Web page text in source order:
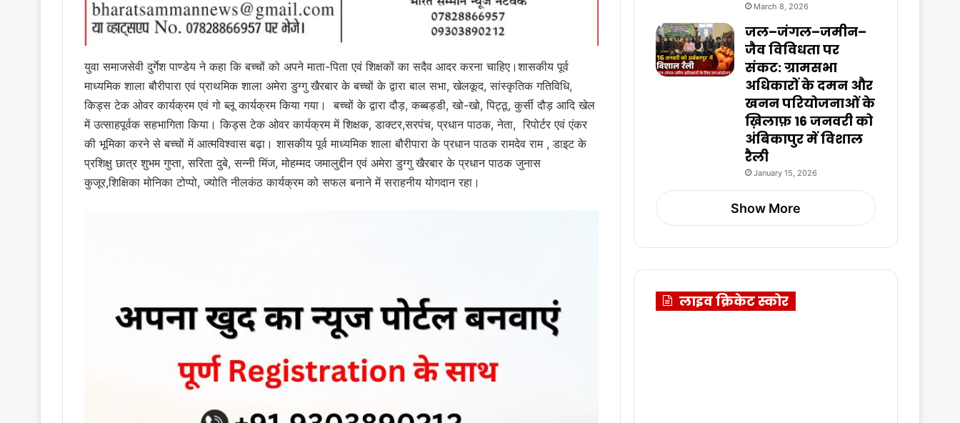
युवा समाजसेवी दुर्गेश पाण्डेय ने कहा कि बच्चों को अपने माता-पिता एवं शिक्षकों का सदैव आदर करना चाहिए।शासकीय पूर्व
माध्यमिक शाला बौरीपारा एवं प्राथमिक शाला अमेरा डुग्गु खैरबार के बच्चों के द्वारा बाल सभा, खेलकूद, सांस्कृतिक गतिविधि,
किड्स टेक ओवर कार्यक्रम एवं गो ब्लू कार्यक्रम किया गया। बच्चों के द्वारा दौड़, कब्बड्डी, खो-खो, पिट्ठू, कुर्सी दौड़ आदि खेल
में उत्साहपूर्वक सहभागिता किया। किड्स टेक ओवर कार्यक्रम में शिक्षक, डाक्टर,सरपंच, प्रधान पाठक, नेता, रिपोर्टर एवं एंकर
की भूमिका करने से बच्चों में आत्मविश्वास बढ़ा। शासकीय पूर्व माध्यमिक शाला बौरीपारा के प्रधान पाठक रामदेव राम , डाइट के
प्रशिक्षु छात्र शुभम गुप्ता, सरिता दुबे, सन्नी मिंज, मोहम्मद जमालुद्दीन एवं अमेरा डुग्गु खैरबार के प्रधान पाठक जुनास
कुजूर,शिक्षिका मोनिका टोप्पो, ज्योति नीलकंठ कार्यक्रम को सफल बनाने में सराहनीय योगदान रहा।
March 8, 2026
जल–जंगल–जमीन–
जैव विविधता पर
संकट: ग्रामसभा
अधिकारों के दमन और
खनन परियोजनाओं के
ख़िलाफ़ 16 जनवरी को
अंबिकापुर में विशाल
रैली
January 15, 2026
Show More
लाइव क्रिकेट स्कोर